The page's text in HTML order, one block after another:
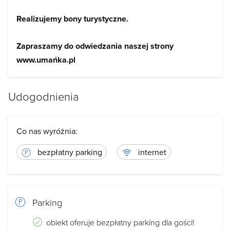
Realizujemy bony turystyczne.
Zapraszamy do odwiedzania naszej strony
www.umańka.pl
Udogodnienia
Co nas wyróżnia:
bezpłatny parking
internet
Parking
obiekt oferuje bezpłatny parking dla gości!